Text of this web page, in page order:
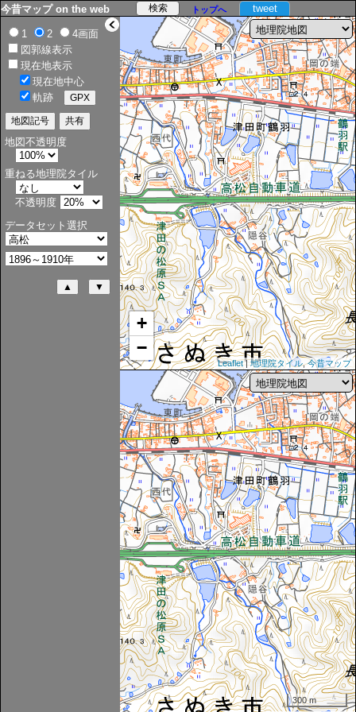
> tweet
今昔マップ on the web トップへ
+
−
Leaflet|地理院タイル,今昔マップ
300 m
1 2
4画面
図郭線表示
現在地表示
現在地中心
軌跡
地図不透明度
重ねる地理院タイル
不透明度
データセット選択